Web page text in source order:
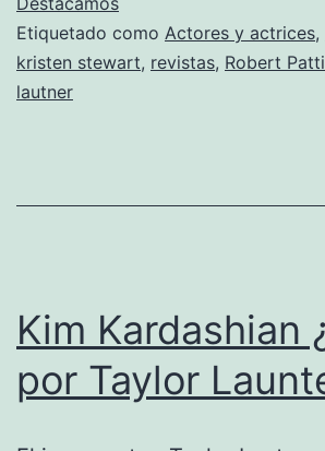
de
Kristen
Etiquetado como Actores y actrices,
kristen stewart, revistas, Robert
lautner
Kim Kardashian
por Taylor